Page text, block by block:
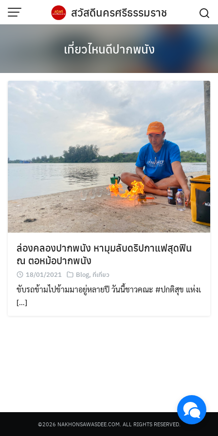
Skip
สวัสดีนครศรีธรรมราช
Search
for:
เที่ยวไหนดีปากพนัง
ล่องคลองปากพนัง หามุมลับดริปกาแฟสุดฟิน
ณ ตอหม้อปากพนัง
18/01/2021 Blog, ที่เที่ยว
ขับรถข้ามไปข้ามมาอยู่หลายปี วันนี้ชาวคณะ #ปกติสุข แห่งเ
[…]
©2026 NAKHONSAWASDEE.COM. ALL RIGHTS RESERVED.